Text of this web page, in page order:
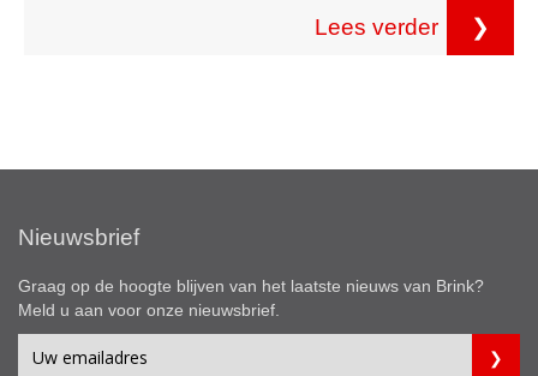
Lees verder ❯
Nieuwsbrief
Graag op de hoogte blijven van het laatste nieuws van Brink?
Meld u aan voor onze nieuwsbrief.